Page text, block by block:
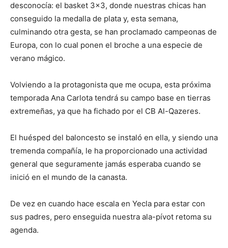
desconocía: el basket 3×3, donde nuestras chicas han
conseguido la medalla de plata y, esta semana,
culminando otra gesta, se han proclamado campeonas de
Europa, con lo cual ponen el broche a una especie de
verano mágico.
Volviendo a la protagonista que me ocupa, esta próxima
temporada Ana Carlota tendrá su campo base en tierras
extremeñas, ya que ha fichado por el CB Al-Qazeres.
El huésped del baloncesto se instaló en ella, y siendo una
tremenda compañía, le ha proporcionado una actividad
general que seguramente jamás esperaba cuando se
inició en el mundo de la canasta.
De vez en cuando hace escala en Yecla para estar con
sus padres, pero enseguida nuestra ala-pívot retoma su
agenda.